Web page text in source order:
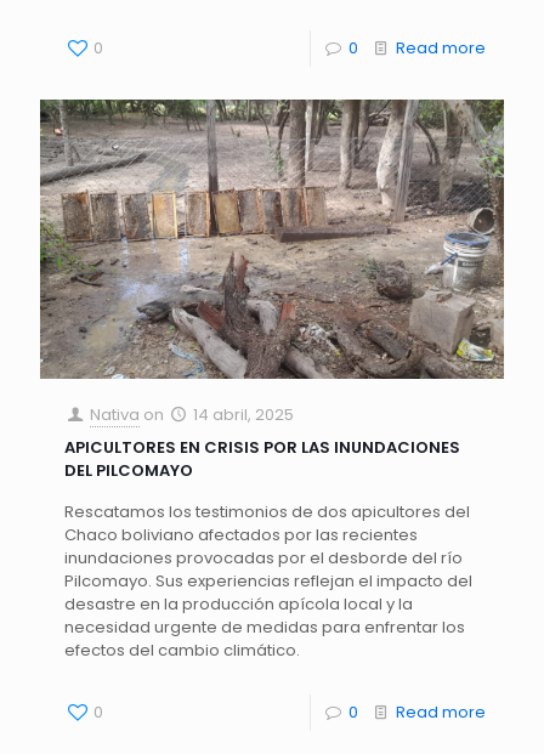
0 0 Read more
Nativa on
14 abril, 2025
APICULTORES EN CRISIS POR LAS INUNDACIONES
DEL PILCOMAYO
Rescatamos los testimonios de dos apicultores del
Chaco boliviano afectados por las recientes
inundaciones provocadas por el desborde del río
Pilcomayo. Sus experiencias reflejan el impacto del
desastre en la producción apícola local y la
necesidad urgente de medidas para enfrentar los
efectos del cambio climático.
0 0 Read more